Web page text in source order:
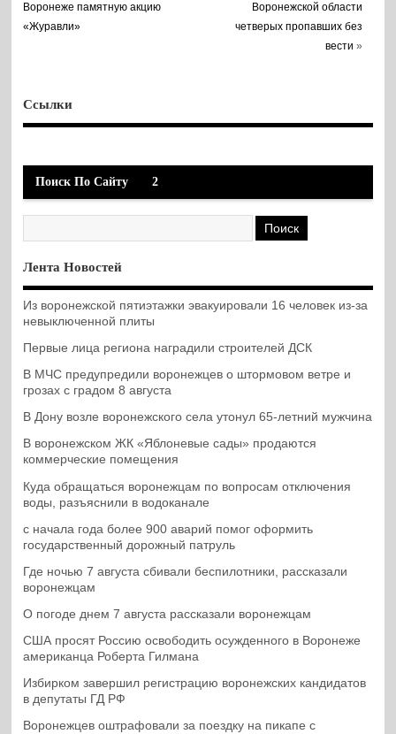
Воронеже памятную акцию
«Журавли»
Воронежской области
четверых пропавших без
вести »
Ссылки
Поиск По Сайту 2
Лента Новостей
Из воронежской пятиэтажки эвакуировали 16 человек из-за
невыключенной плиты
Первые лица региона наградили строителей ДСК
В МЧС предупредили воронежцев о штормовом ветре и
грозах с градом 8 августа
В Дону возле воронежского села утонул 65-летний мужчина
В воронежском ЖК «Яблоневые сады» продаются
коммерческие помещения
Куда обращаться воронежцам по вопросам отключения
воды, разъяснили в водоканале
с начала года более 900 аварий помог оформить
государственный дорожный патруль
Где ночью 7 августа сбивали беспилотники, рассказали
воронежцам
О погоде днем 7 августа рассказали воронежцам
США просят Россию освободить осужденного в Воронеже
американца Роберта Гилмана
Избирком завершил регистрацию воронежских кандидатов
в депутаты ГД РФ
Воронежцев оштрафовали за поездку на пикапе с